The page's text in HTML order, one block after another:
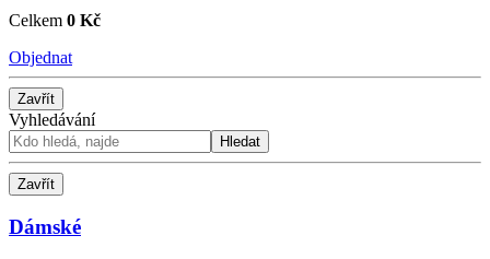
Celkem 0 Kč
Objednat
Zavřít
Vyhledávání
Hledat
Zavřít
Dámské